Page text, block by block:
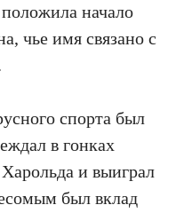
начало
чье имя связано с
спорта был
в гонках
и выиграл
был вклад